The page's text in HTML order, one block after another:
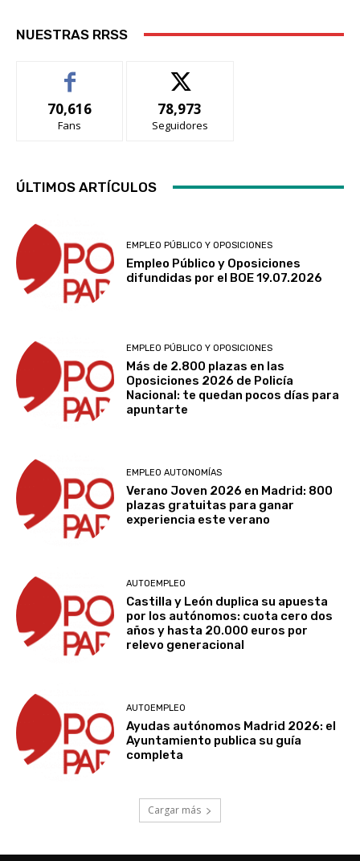
NUESTRAS RRSS
70,616
Fans
78,973
Seguidores
ÚLTIMOS ARTÍCULOS
EMPLEO PÚBLICO Y OPOSICIONES
Empleo Público y Oposiciones
difundidas por el BOE 19.07.2026
EMPLEO PÚBLICO Y OPOSICIONES
Más de 2.800 plazas en las
Oposiciones 2026 de Policía
Nacional: te quedan pocos días para
apuntarte
EMPLEO AUTONOMÍAS
Verano Joven 2026 en Madrid: 800
plazas gratuitas para ganar
experiencia este verano
AUTOEMPLEO
Castilla y León duplica su apuesta
por los autónomos: cuota cero dos
años y hasta 20.000 euros por
relevo generacional
AUTOEMPLEO
Ayudas autónomos Madrid 2026: el
Ayuntamiento publica su guía
completa
Cargar más